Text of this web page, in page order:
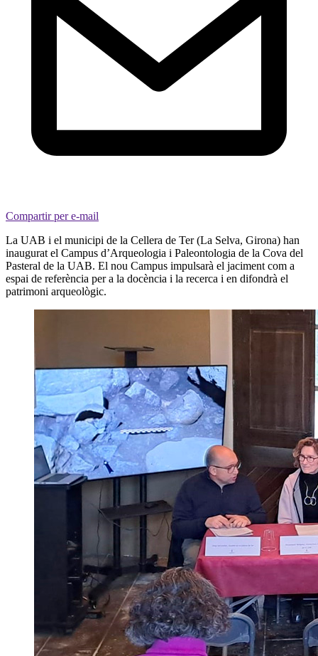
Compartir per e-mail
La UAB i el municipi de la Cellera de Ter (La Selva, Girona) han
inaugurat el Campus d’Arqueologia i Paleontologia de la Cova del
Pasteral de la UAB. El nou Campus impulsarà el jaciment com a
espai de referència per a la docència i la recerca i en difondrà el
patrimoni arqueològic.